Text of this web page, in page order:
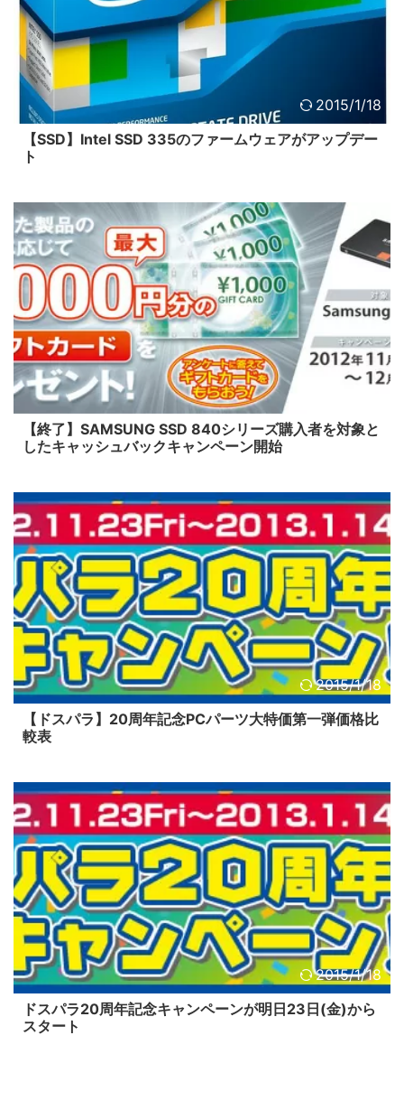
2015/1/18
【SSD】Intel SSD 335のファームウェアがアップデー
ト
【終了】SAMSUNG SSD 840シリーズ購入者を対象と
したキャッシュバックキャンペーン開始
2015/1/18
【ドスパラ】20周年記念PCパーツ大特価第一弾価格比
較表
2015/1/18
ドスパラ20周年記念キャンペーンが明日23日(金)から
スタート